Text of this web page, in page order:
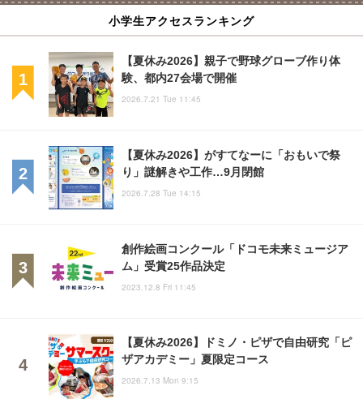
小学生アクセスランキング
【夏休み2026】親子で野球グローブ作り体
験、都内27会場で開催
2026.7.21 Tue 11:45
【夏休み2026】がすてなーに「おもいで祭
り」謎解きや工作…9月閉館
2026.7.28 Tue 14:15
創作絵画コンクール「ドコモ未来ミュージア
ム」受賞25作品決定
2023.12.8 Fri 11:45
【夏休み2026】ドミノ・ピザで自由研究「ピ
ザアカデミー」夏限定コース
2026.7.13 Mon 9:15